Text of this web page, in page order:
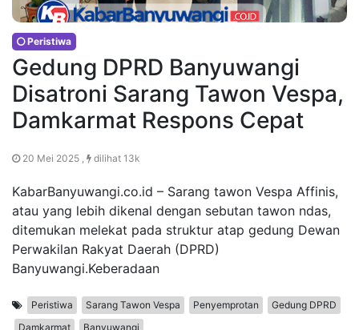
Peristiwa
Gedung DPRD Banyuwangi
Disatroni Sarang Tawon Vespa,
Damkarmat Respons Cepat
20 Mei 2025 , dilihat 13k
KabarBanyuwangi.co.id – Sarang tawon Vespa Affinis,
atau yang lebih dikenal dengan sebutan tawon ndas,
ditemukan melekat pada struktur atap gedung Dewan
Perwakilan Rakyat Daerah (DPRD)
Banyuwangi.Keberadaan
Peristiwa Sarang Tawon Vespa Penyemprotan
Gedung DPRD
Damkarmat
Banyuwangi